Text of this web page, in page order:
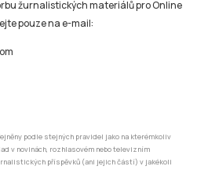
podle stejných pravidel jako na kterémkoliv